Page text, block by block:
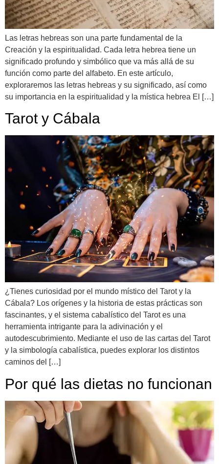
Las letras hebreas son una parte fundamental de la
Creación y la espiritualidad. Cada letra hebrea tiene un
significado profundo y simbólico que va más allá de su
función como parte del alfabeto. En este artículo,
exploraremos las letras hebreas y su significado, así como
su importancia en la espiritualidad y la mística hebrea El […]
Tarot y Cábala
¿Tienes curiosidad por el mundo místico del Tarot y la
Cábala? Los orígenes y la historia de estas prácticas son
fascinantes, y el sistema cabalístico del Tarot es una
herramienta intrigante para la adivinación y el
autodescubrimiento. Mediante el uso de las cartas del Tarot
y la simbología cabalística, puedes explorar los distintos
caminos del […]
Por qué las dietas no funcionan